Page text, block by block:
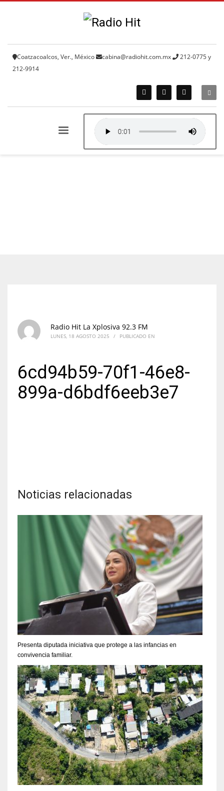
Coatzacoalcos, Ver., México cabina@radiohit.com.mx
212-0775 y
212-9914
Radio Hit La Xplosiva 92.3 FM
LUNES, 18 AGOSTO 2025 / PUBLICADO EN
6cd94b59-70f1-46e8-
899a-d6bdf6eeb3e7
Noticias relacionadas
Presenta diputada iniciativa que protege a las infancias en
convivencia familiar.